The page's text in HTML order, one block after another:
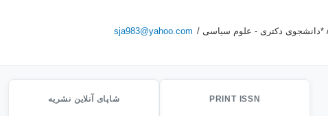
*دانشجوی دکتری - علوم سیاسی / sja983@yahoo.com
PRINT ISSN شاپای آنلاین نشریه